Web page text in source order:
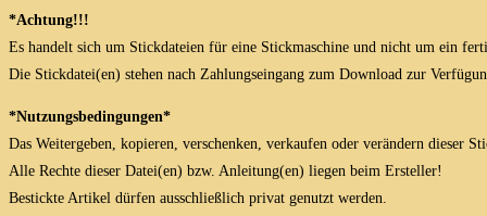
*Achtung!!!
Es handelt sich um Stickdateien für eine Stickmaschine und nicht um ein
Die Stickdatei(en) stehen nach Zahlungseingang zum Download zur
*Nutzungsbedingungen*
Das Weitergeben, kopieren, verschenken, verkaufen oder verändern dieser
Alle Rechte dieser Datei(en) bzw. Anleitung(en) liegen beim Ersteller!
Bestickte Artikel dürfen ausschließlich privat genutzt werden.